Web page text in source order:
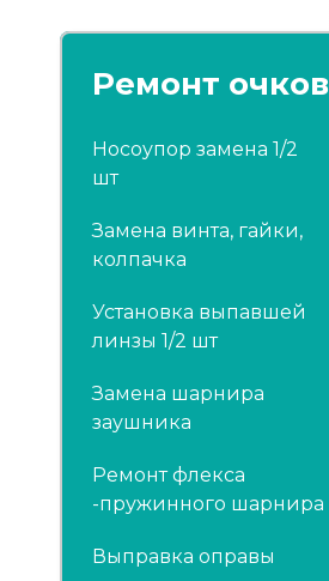
Ремонт очков
Носоупор замена 1/2
шт
Замена винта, гайки,
колпачка
Установка выпавшей
линзы 1/2 шт
Замена шарнира
заушника
Ремонт флекса
-пружинного шарнира
Выправка оправы